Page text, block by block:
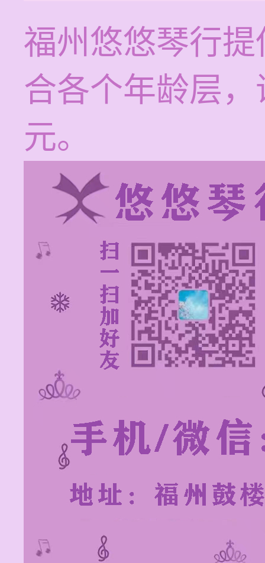
福州悠悠琴行
合各个年龄层
元。